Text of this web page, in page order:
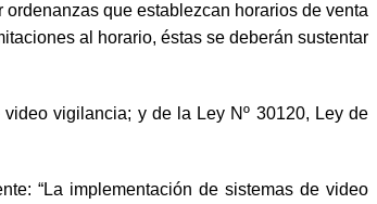
que establezcan horarios de venta
al horario, éstas se deberán sustentar
vigilancia; y de la Ley Nº 30120, Ley de
“La implementación de sistemas de video